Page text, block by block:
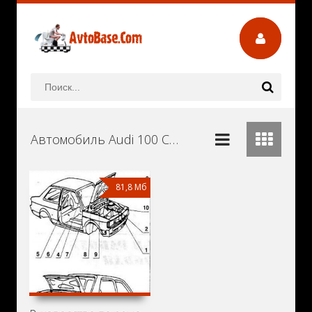
Автомобиль Audi 100 CS Руководства и Инструкции по Ремонту и Эксплуатации Скачать Бесплатно
81,8 Мб